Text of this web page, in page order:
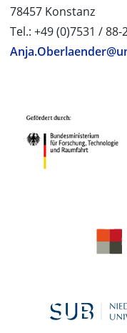
78457 Konstanz
Tel.: +49 (0)7531 / 88-